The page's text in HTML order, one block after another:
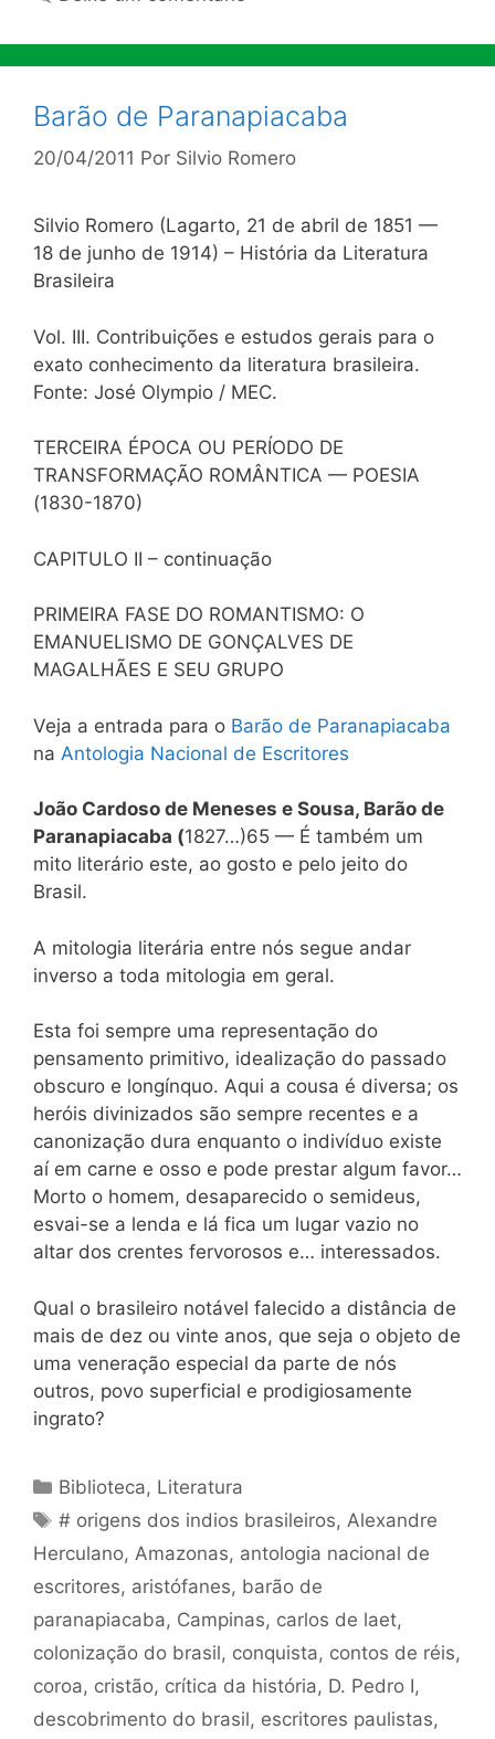
Barão de Paranapiacaba
20/04/2011 Por Silvio Romero
Silvio Romero (Lagarto, 21 de abril de 1851 —
18 de junho de 1914) – História da Literatura
Brasileira
Vol. III. Contribuições e estudos gerais para o
exato conhecimento da literatura brasileira.
Fonte: José Olympio / MEC.
TERCEIRA ÉPOCA OU PERÍODO DE
TRANSFORMAÇÃO ROMÂNTICA — POESIA
(1830-1870)
CAPITULO II – continuação
PRIMEIRA FASE DO ROMANTISMO: O
EMANUELISMO DE GONÇALVES DE
MAGALHÃES E SEU GRUPO
Veja a entrada para o Barão de Paranapiacaba
na Antologia Nacional de Escritores
João Cardoso de Meneses e Sousa, Barão de
Paranapiacaba (1827…)65 — É também um
mito literário este, ao gosto e pelo jeito do
Brasil.
A mitologia literária entre nós segue andar
inverso a toda mitologia em geral.
Esta foi sempre uma representação do
pensamento primitivo, idealização do passado
obscuro e longínquo. Aqui a cousa é diversa; os
heróis divinizados são sempre recentes e a
canonização dura enquanto o indivíduo existe
aí em carne e osso e pode prestar algum favor…
Morto o homem, desaparecido o semideus,
esvai-se a lenda e lá fica um lugar vazio no
altar dos crentes fervorosos e… interessados.
Qual o brasileiro notável falecido a distância de
mais de dez ou vinte anos, que seja o objeto de
uma veneração especial da parte de nós
outros, povo superficial e prodigiosamente
ingrato?
Categorias
Biblioteca, Literatura
Tags
# origens dos indios brasileiros, Alexandre
Herculano, Amazonas, antologia nacional de
escritores, aristófanes, barão de
paranapiacaba, Campinas, carlos de laet,
colonização do brasil, conquista, contos de réis,
coroa, cristão, crítica da história, D. Pedro I,
descobrimento do brasil, escritores paulistas,